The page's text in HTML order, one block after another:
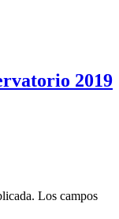
2019
Los campos